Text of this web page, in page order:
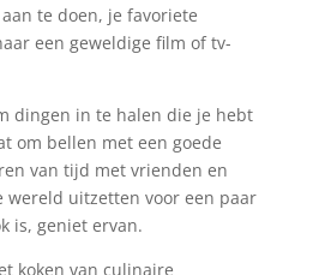
te doen, je favoriete
een geweldige film of tv-
dingen in te halen die je hebt
om bellen met een goede
van tijd met vrienden en
wereld uitzetten voor een paar
is, geniet ervan.
koken van culinaire